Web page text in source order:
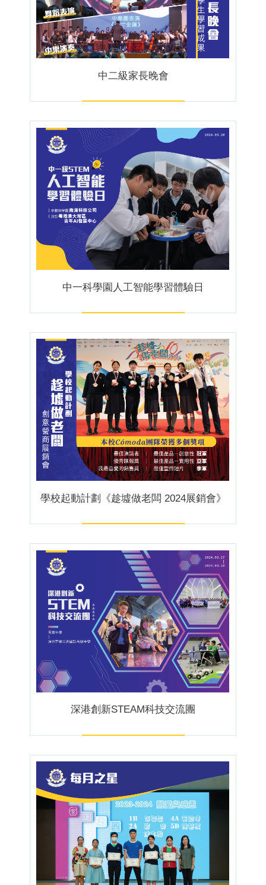
中二級家長晚會
中一科學園人工智能學習體驗日
學校起動計劃《趁墟做老闆 2024展銷會》
深港創新STEAM科技交流團